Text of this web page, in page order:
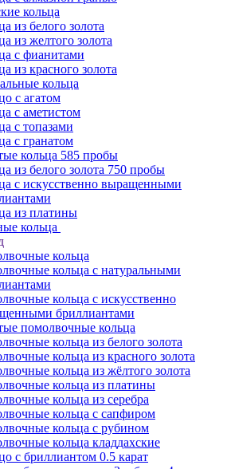
кольца
из белого золота
из желтого золота
с фианитами
из красного золота
кольца
с агатом
с аметистом
с топазами
с гранатом
кольца 585 пробы
из белого золота 750 пробы
с искусственно выращенными
из платины
кольца
кольца
кольца с натуральными
кольца с искусственно
бриллиантами
помолвочные кольца
кольца из белого золота
кольца из красного золота
кольца из жёлтого золота
кольца из платины
кольца из серебра
кольца с сапфиром
кольца с рубином
кольца кладдахские
с бриллиантом 0.5 карат